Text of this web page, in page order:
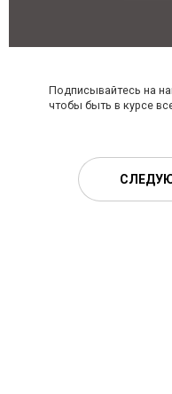
Подписывайтесь на
чтобы быть в курсе